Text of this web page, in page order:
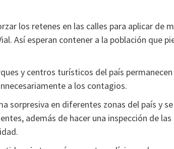
los retenes en las calles para aplicar de
Así esperan contener a la población que
y centros turísticos del país
a los contagios.
sorpresiva en diferentes zonas del país y
además de hacer una inspección de